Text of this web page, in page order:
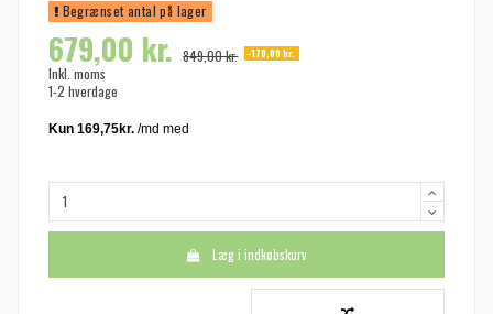
Begrænset antal på lager
679,00 kr. 849,00 kr. -170,00 kr.
Inkl. moms
1-2 hverdage
Læg i indkøbskurv